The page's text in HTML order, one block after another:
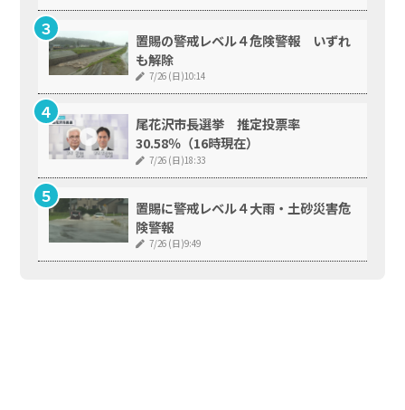
置賜の警戒レベル４危険警報 いずれ
も解除
7/26 (日)10:14
尾花沢市長選挙 推定投票率
30.58％（16時現在）
7/26 (日)18:33
置賜に警戒レベル４大雨・土砂災害危
険警報
7/26 (日)9:49